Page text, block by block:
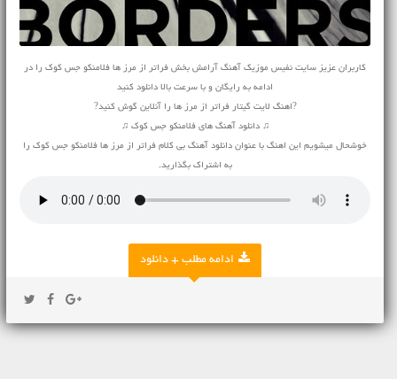
کاربران عزیز سایت نفیس موزیک آهنگ آرامش بخش فراتر از مرز ها فلامنکو جس کوک را در
ادامه به رایگان و با سرعت بالا دانلود کنید
?اهنگ لایت گیتار فراتر از مرز ها را آنلاین گوش کنید?
♫ دانلود آهنگ های فلامنکو جس کوک ♫
خوشحال میشویم این اهنگ با عنوان دانلود آهنگ بی کلام فراتر از مرز ها فلامنکو جس کوک را
به اشتراک بگذارید.
ادامه مطلب + دانلود